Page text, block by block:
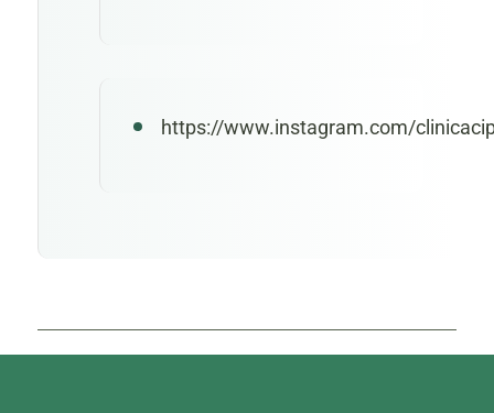
https://www.instagram.com/